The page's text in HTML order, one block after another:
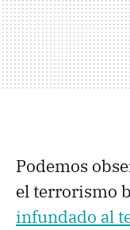
Podemos
el terrorismo
infundado al